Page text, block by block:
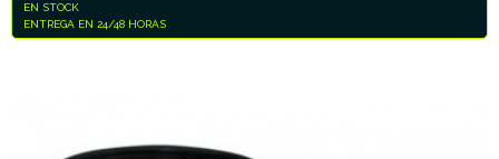
EN STOCK
ENTREGA EN 24/48 HORAS